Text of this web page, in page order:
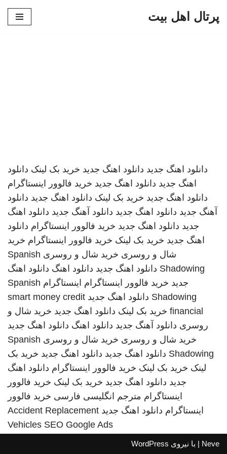
پرتال اهل بیت
دانلود اهنگ جدید دانلود اهنگ جدید خرید بک لینک دانلود
اهنگ جدید دانلود اهنگ جدید خرید فالوور اینستاگرام
دانلود اهنگ جدید خرید بک لینک دانلود اهنگ جدید دانلود
آهنگ جدید دانلود اهنگ جدید دانلود آهنگ جدید دانلود اهنگ
جدید دانلود اهنگ جدید خرید فالوور اینستاگرام دانلود
اهنگ جدید خرید بک لینک خرید فالوور اینستاگرام خرید
شال و روسری خرید شال و روسری Spanish
Shadowing دانلود اهنگ جدید دانلود اهنگ دانلود اهنگ
جدید خرید فالوور اینستاگرام اینستاگرام Spanish
Shadowing دانلود اهنگ جدید smart money credit
financial خرید بک لینک دانلود اهنگ جدید خرید شال و
روسری دانلود آهنگ جدید دانلود اهنگ دانلود اهنگ جدید
خرید شال و روسری خرید شال و روسری Spanish
Shadowing دانلود اهنگ جدید دانلود اهنگ جدید خرید بک
لینک خرید بک لینک خرید فالوور اینستاگرام دانلود اهنگ
جدید دانلود اهنگ جدید خرید بک لینک خرید فالوور
اینستاگرام مترجم انگلیسی فارسی خرید فالوور
اینستاگرام دانلود اهنگ جدید Accident Replacement
Vehicles SEO Google Ads
Neve | با نیروی WordPress